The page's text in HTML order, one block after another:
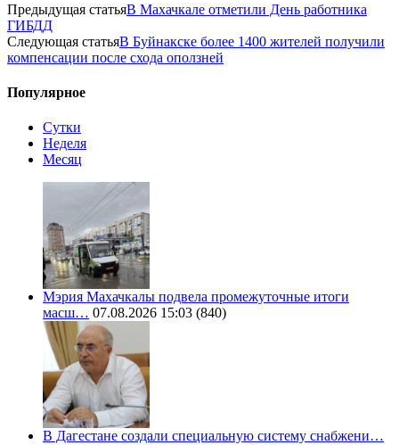
Предыдущая статьяВ Махачкале отметили День работника
ГИБДД
Следующая статьяВ Буйнакске более 1400 жителей получили
компенсации после схода оползней
Популярное
Сутки
Неделя
Месяц
Мэрия Махачкалы подвела промежуточные итоги
масш… 07.08.2026 15:03 (840)
В Дагестане создали специальную систему снабжени…